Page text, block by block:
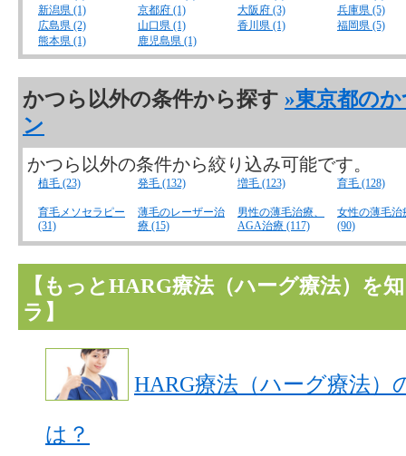
新潟県 (1)
京都府 (1) 大阪府 (3)
兵庫県 (5)
広島県 (2)
山口県 (1) 香川県 (1)
福岡県 (5)
熊本県 (1)
鹿児島県 (1)
かつら以外の条件から探す »東京都の
ン
かつら以外の条件から絞り込み可能です。
植毛 (23) 発毛 (132) 増毛 (123) 育毛 (128)
育毛メソセラピー
(31)
薄毛のレーザー治
療 (15)
男性の薄毛治療、
AGA治療 (117)
女性の薄毛治
(90)
【もっとHARG療法（ハーグ療法）を
ラ】
HARG療法（ハーグ療法）
は？